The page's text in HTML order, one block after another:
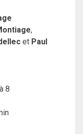
,
et Paul
8